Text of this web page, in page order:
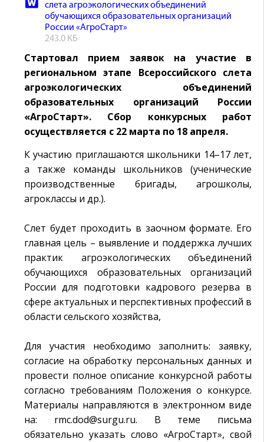
слета агроэкологических объединений
обучающихся образовательных организаций
России «АгроСтарт»
243.0 КБ
Стартовал прием заявок на участие в
региональном этапе Всероссийского слета
агроэкологических объединений
образовательных организаций России
«АгроСтарт». Сбор конкурсных работ
осуществляется с 22 марта по 18 апреля.
К участию приглашаются школьники 14–17 лет,
а также команды школьников (ученические
производственные бригады, агрошколы,
агроклассы и др.).
Слет будет проходить в заочном формате. Его
главная цель – выявление и поддержка лучших
практик агроэкологических объединений
обучающихся образовательных организаций
России для подготовки кадрового резерва в
сфере актуальных и перспективных профессий в
области сельского хозяйства,
Для участия необходимо заполнить: заявку,
согласие на обработку персональных данных и
провести полное описание конкурсной работы
согласно требованиям Положения о конкурсе.
Материалы направляются в электронном виде
на: rmc.dod@surgu.ru. В теме письма
обязательно указать слово «АгроСтарт», свой